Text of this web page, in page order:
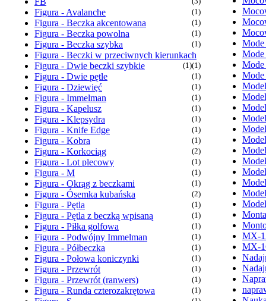
Figura - Avalanche (1)
Figura - Beczka akcentowana (1)
Figura - Beczka powolna (1)
Figura - Beczka szybka (1)
Figura - Beczki w przeciwnych kierunkach
(1)
Figura - Dwie beczki szybkie (1)
Figura - Dwie pętle (1)
Figura - Dziewięć (1)
Figura - Immelman (1)
Figura - Kapelusz (1)
Figura - Klepsydra (1)
Figura - Knife Edge (1)
Figura - Kobra (1)
Figura - Korkociąg (2)
Figura - Lot plecowy (1)
Figura - M (1)
Figura - Okrąg z beczkami (1)
Figura - Ósemka kubańska (2)
Figura - Pętla (1)
Figura - Pętla z beczką wpisaną (1)
Figura - Piłka golfowa (1)
Figura - Podwójny Immelman (1)
Figura - Półbeczka (1)
Figura - Połowa koniczynki (1)
Figura - Przewrót (1)
Figura - Przewrót (ranwers) (1)
Figura - Runda czterozakrętowa (1)
Mode
Mode
Mode
Mode
MX-
MX-